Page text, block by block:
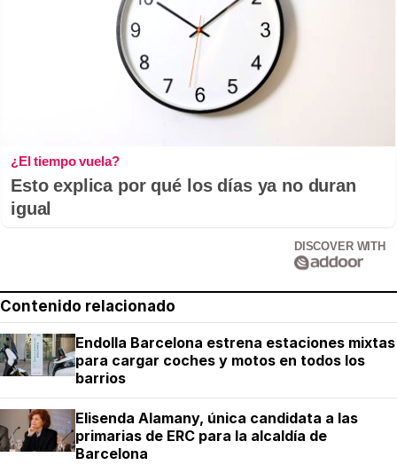
¿El tiempo vuela?
Esto explica por qué los días ya no duran
igual
DISCOVER WITH
Contenido relacionado
Endolla Barcelona estrena estaciones mixtas
para cargar coches y motos en todos los
barrios
Elisenda Alamany, única candidata a las
primarias de ERC para la alcaldía de
Barcelona